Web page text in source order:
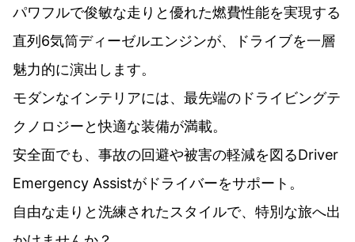
パワフルで俊敏な走りと優れた燃費性能を実現する
直列6気筒ディーゼルエンジンが、ドライブを一層
魅力的に演出します。
モダンなインテリアには、最先端のドライビングテ
クノロジーと快適な装備が満載。
安全面でも、事故の回避や被害の軽減を図るDriver
Emergency Assistがドライバーをサポート。
自由な走りと洗練されたスタイルで、特別な旅へ出